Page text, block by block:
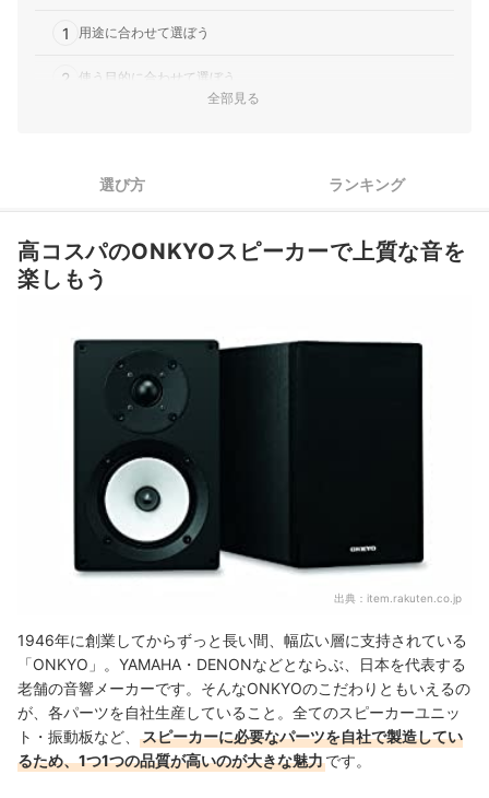
1 用途に合わせて選ぼう
2 使う目的に合わせて選ぼう
ONKYOのスピーカー全15商品おすすめ人気ランキング
ONKYOのアンプを使用して安定したサウンドを楽しもう
根強い人気を誇るYAMAHAのスピーカーもおすすめ
あわせて読みたい、関連コンテンツはこちら
ONKYOのスピーカーの売れ筋ランキングもチェック！
全部見る
選び方 ランキング
高コスパのONKYOスピーカーで上質な音を
楽しもう
出典： item.rakuten.co.jp
1946年に創業してからずっと長い間、幅広い層に支持されている
「ONKYO」。YAMAHA・DENONなどとならぶ、日本を代表する
老舗の音響メーカーです。そんなONKYOのこだわりともいえるの
が、各パーツを自社生産していること。全てのスピーカーユニッ
ト・振動板など、
スピーカーに必要なパーツを自社で製造してい
るため、1つ1つの品質が高いのが大きな魅力です。